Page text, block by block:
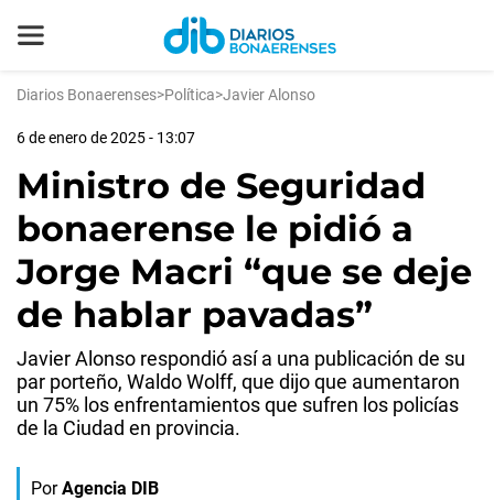
Diarios Bonaerenses>Política>Javier Alonso
6 de enero de 2025 - 13:07
Ministro de Seguridad
bonaerense le pidió a
Jorge Macri “que se deje
de hablar pavadas”
Javier Alonso respondió así a una publicación de su
par porteño, Waldo Wolff, que dijo que aumentaron
un 75% los enfrentamientos que sufren los policías
de la Ciudad en provincia.
Por Agencia DIB